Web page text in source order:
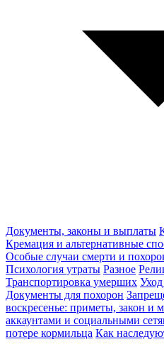
Документы, законы и выплаты
Кремация и альтернативные
Особые случаи смерти и
Психология утраты Разное
Транспортировка умерших
Документы для похорон
воскресенье: приметы, закон и
аккаунтами и социальными
потере кормильца Как